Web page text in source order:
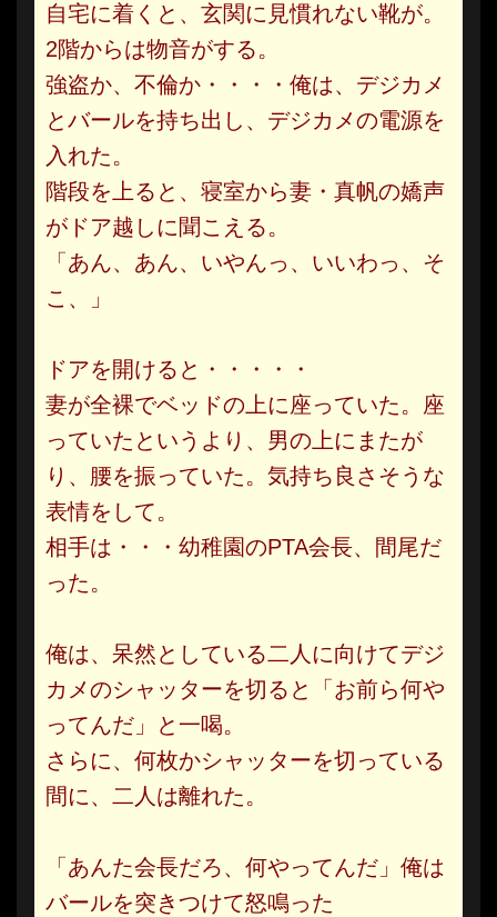
自宅に着くと、玄関に見慣れない靴が。
2階からは物音がする。
強盗か、不倫か・・・・俺は、デジカメ
とバールを持ち出し、デジカメの電源を
入れた。
階段を上ると、寝室から妻・真帆の嬌声
がドア越しに聞こえる。
「あん、あん、いやんっ、いいわっ、そ
こ、」
ドアを開けると・・・・・
妻が全裸でベッドの上に座っていた。座
っていたというより、男の上にまたが
り、腰を振っていた。気持ち良さそうな
表情をして。
相手は・・・幼稚園のPTA会長、間尾だ
った。
俺は、呆然としている二人に向けてデジ
カメのシャッターを切ると「お前ら何や
ってんだ」と一喝。
さらに、何枚かシャッターを切っている
間に、二人は離れた。
「あんた会長だろ、何やってんだ」俺は
バールを突きつけて怒鳴った